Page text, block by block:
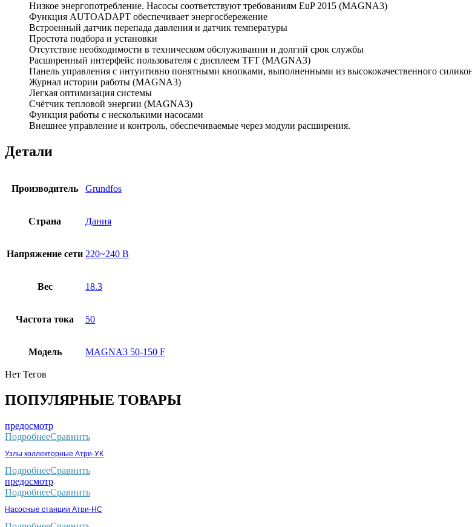
Низкое энергопотребление. Насосы соответствуют требованиям EuP 2015 (MAGNA3)
Функция AUTOADAPT обеспечивает энергосбережение
Встроенный датчик перепада давления и датчик температуры
Простота подбора и установки
Отсутствие необходимости в техническом обслуживании и долгий срок службы
Расширенный интерфейс пользователя с дисплеем TFT (MAGNA3)
Панель управления с интуитивно понятными кнопками, выполненными из высококачественного
Журнал истории работы (MAGNA3)
Легкая оптимизация системы
Счётчик тепловой энергии (MAGNA3)
Функция работы с несколькими насосами
Внешнее управление и контроль, обеспечиваемые через модули расширения.
Детали
Производитель Grundfos
Страна Дания
Напряжение сети 220~240 В
Вес 18.3
Частота тока 50
Модель MAGNA3 50-150 F
Нет Тегов
ПОПУЛЯРНЫЕ ТОВАРЫ
предосмотр
ПодробнееСравнить
Узлы коллекторные Атри-УК
ПодробнееСравнить
предосмотр
ПодробнееСравнить
Насосные станции Атри-НС